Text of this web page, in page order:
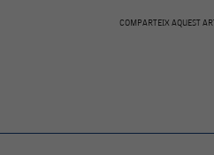
COMPARTEIX AQUEST